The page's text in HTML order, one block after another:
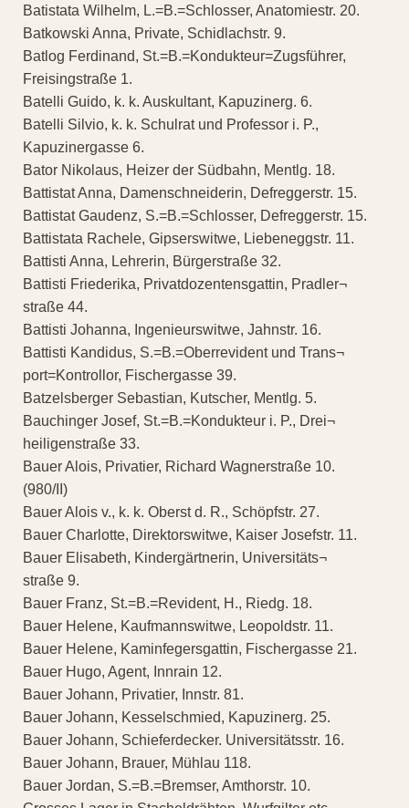
Batistata Wilhelm, L.=B.=Schlosser, Anatomiestr. 20.
Batkowski Anna, Private, Schidlachstr. 9.
Batlog Ferdinand, St.=B.=Kondukteur=Zugsführer,
Freisingstraße 1.
Batelli Guido, k. k. Auskultant, Kapuzinerg. 6.
Batelli Silvio, k. k. Schulrat und Professor i. P.,
Kapuzinergasse 6.
Bator Nikolaus, Heizer der Südbahn, Mentlg. 18.
Battistat Anna, Damenschneiderin, Defreggerstr. 15.
Battistat Gaudenz, S.=B.=Schlosser, Defreggerstr. 15.
Battistata Rachele, Gipserswitwe, Liebeneggstr. 11.
Battisti Anna, Lehrerin, Bürgerstraße 32.
Battisti Friederika, Privatdozentensgattin, Pradler¬
straße 44.
Battisti Johanna, Ingenieurswitwe, Jahnstr. 16.
Battisti Kandidus, S.=B.=Oberrevident und Trans¬
port=Kontrollor, Fischergasse 39.
Batzelsberger Sebastian, Kutscher, Mentlg. 5.
Bauchinger Josef, St.=B.=Kondukteur i. P., Drei¬
heiligenstraße 33.
Bauer Alois, Privatier, Richard Wagnerstraße 10.
(980/II)
Bauer Alois v., k. k. Oberst d. R., Schöpfstr. 27.
Bauer Charlotte, Direktorswitwe, Kaiser Josefstr. 11.
Bauer Elisabeth, Kindergärtnerin, Universitäts¬
straße 9.
Bauer Franz, St.=B.=Revident, H., Riedg. 18.
Bauer Helene, Kaufmannswitwe, Leopoldstr. 11.
Bauer Helene, Kaminfegersgattin, Fischergasse 21.
Bauer Hugo, Agent, Innrain 12.
Bauer Johann, Privatier, Innstr. 81.
Bauer Johann, Kesselschmied, Kapuzinerg. 25.
Bauer Johann, Schieferdecker. Universitätsstr. 16.
Bauer Johann, Brauer, Mühlau 118.
Bauer Jordan, S.=B.=Bremser, Amthorstr. 10.